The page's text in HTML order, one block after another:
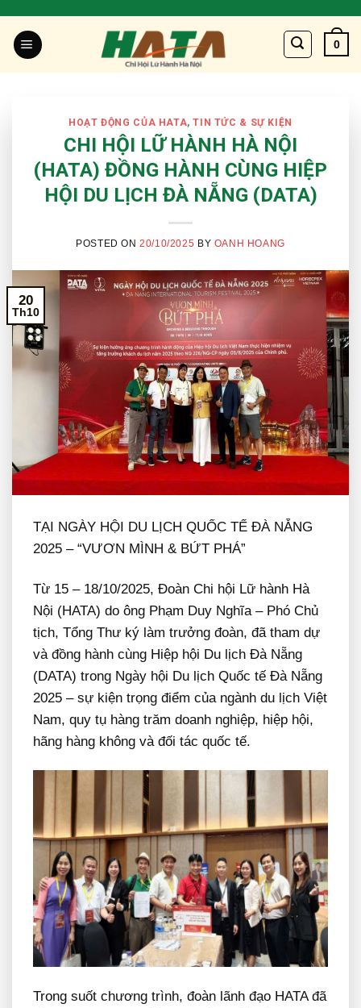
content
0
HOẠT ĐỘNG CỦA HATA,TIN TỨC & SỰ KIỆN
CHI HỘI LỮ HÀNH HÀ NỘI
(HATA) ĐỒNG HÀNH CÙNG HIỆP
HỘI DU LỊCH ĐÀ NẴNG (DATA)
POSTED ON20/10/2025 BY OANH HOANG
20
Th10
TẠI NGÀY HỘI DU LỊCH QUỐC TẾ ĐÀ NẴNG
2025 – “VƯƠN MÌNH & BỨT PHÁ”
Từ 15 – 18/10/2025, Đoàn Chi hội Lữ hành Hà
Nội (HATA) do ông Phạm Duy Nghĩa – Phó Chủ
tịch, Tổng Thư ký làm trưởng đoàn, đã tham dự
và đồng hành cùng Hiệp hội Du lịch Đà Nẵng
(DATA) trong Ngày hội Du lịch Quốc tế Đà Nẵng
2025 – sự kiện trọng điểm của ngành du lịch Việt
Nam, quy tụ hàng trăm doanh nghiệp, hiệp hội,
hãng hàng không và đối tác quốc tế.
Trong suốt chương trình, đoàn lãnh đạo HATA đã